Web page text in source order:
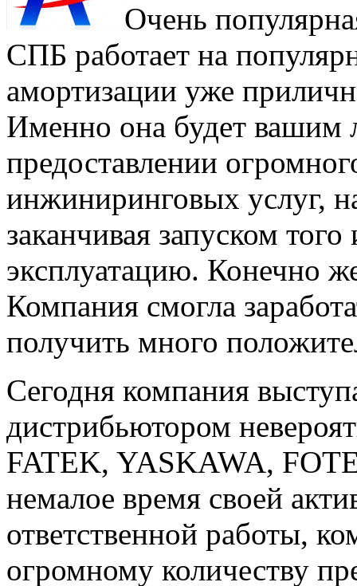
Очень
СПБ работает на
амортизации уже
Именно она будет вашим
предоставлении
инжиниринговых услуг,
заканчивая запуском
эксплуатацию. Конечно
Компания смогла
получить много
Сегодня компания
дистрибьютором
FATEK, YASKAWA,
немалое время своей
ответственной работы,
огромному количеству